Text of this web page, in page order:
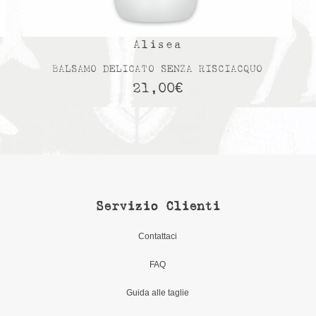
Alisea
BALSAMO DELICATO SENZA RISCIACQUO
21,00€
Servizio Clienti
Contattaci
FAQ
Guida alle taglie